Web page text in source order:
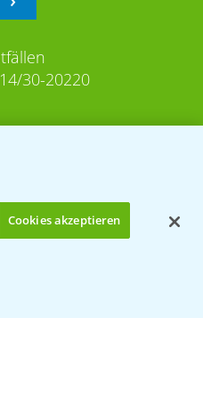
30-20220
Cookies akzeptieren